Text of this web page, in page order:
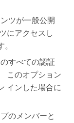
ツが一般公開
にアクセスし
すべての認証
このオプション
インした場合に
のメンバーと